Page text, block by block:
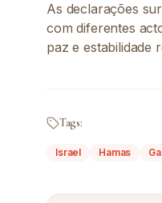
As declarações
com diferentes
paz e estabilidade
Tags:
Israel Hamas